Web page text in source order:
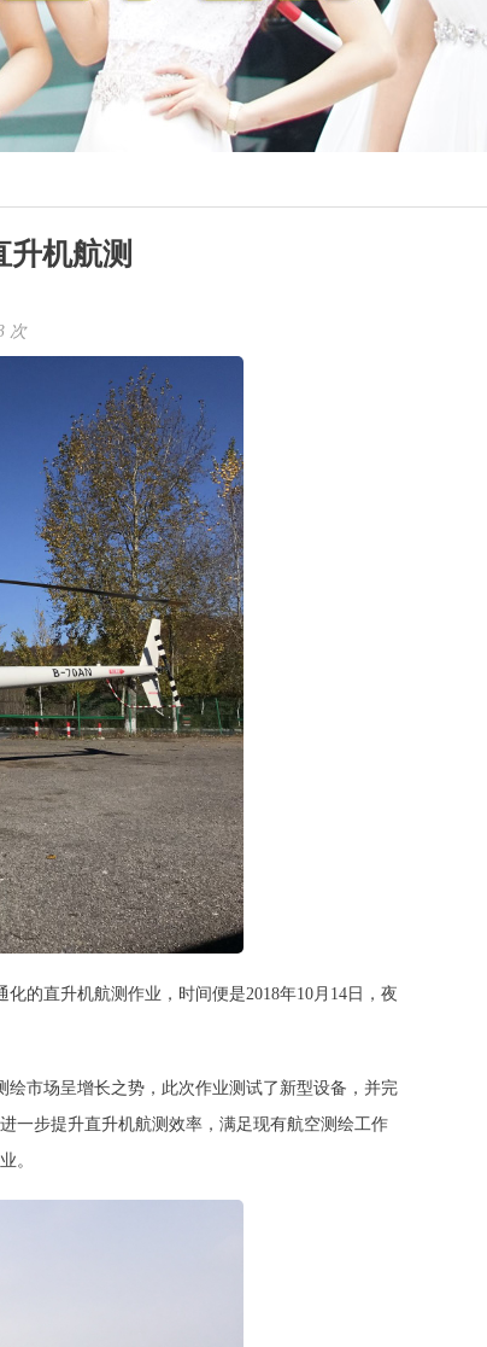
升机航测
次
的直升机航测作业，时间便是2018年10月14日，夜
绘市场呈增长之势，此次作业测试了新型设备，并完
一步提升直升机航测效率，满足现有航空测绘工作
。